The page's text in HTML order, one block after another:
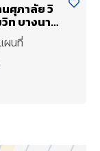
ศุภาลัย วิ
ท บางนา
ายสี
นนานาชาติ
ผนที่